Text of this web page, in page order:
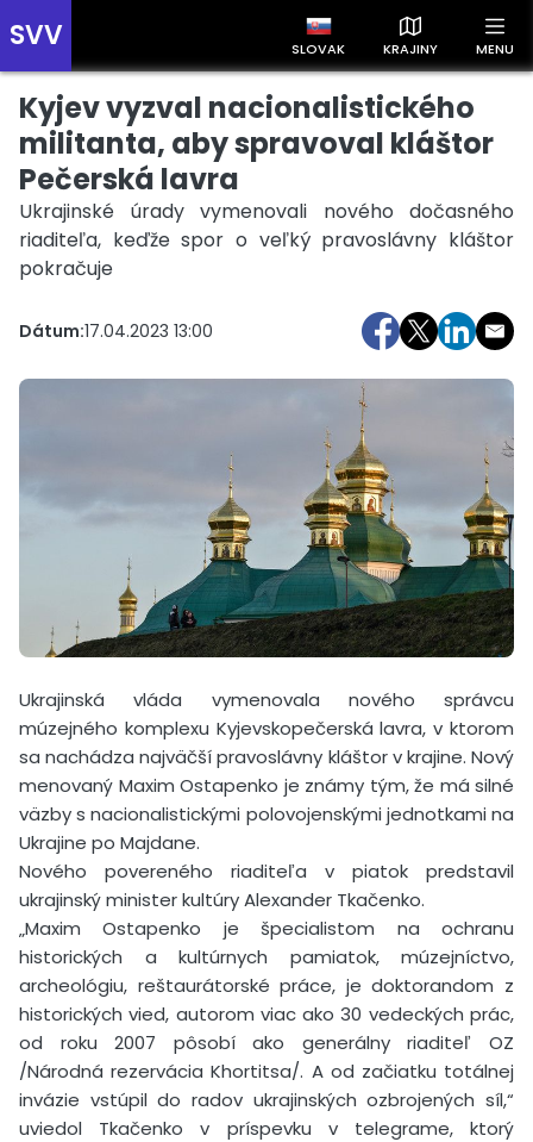
SVV SLOVAK KRAJINY MENU
Prehľad správ podľa krajín
Zobrazte si správy rozdelené podľa krajín a získajte rýchly
prehľad o dianí vo svete.
Slovensko Maďarsko
Kyjev vyzval nacionalistického
militanta, aby spravoval kláštor
Pečerská lavra
Ukrajinské úrady vymenovali nového dočasného
riaditeľa, keďže spor o veľký pravoslávny kláštor
pokračuje
Dátum:17.04.2023 13:00
Ukrajinská vláda vymenovala nového správcu
múzejného komplexu Kyjevskopečerská lavra, v ktorom
sa nachádza najväčší pravoslávny kláštor v krajine. Nový
menovaný Maxim Ostapenko je známy tým, že má silné
väzby s nacionalistickými polovojenskými jednotkami na
Ukrajine po Majdane.
Nového povereného riaditeľa v piatok predstavil
ukrajinský minister kultúry Alexander Tkačenko.
„Maxim Ostapenko je špecialistom na ochranu
historických a kultúrnych pamiatok, múzejníctvo,
archeológiu, reštaurátorské práce, je doktorandom z
historických vied, autorom viac ako 30 vedeckých prác,
od roku 2007 pôsobí ako generálny riaditeľ OZ
/Národná rezervácia Khortitsa/. A od začiatku totálnej
invázie vstúpil do radov ukrajinských ozbrojených síl,“
uviedol Tkačenko v príspevku v telegrame, ktorý